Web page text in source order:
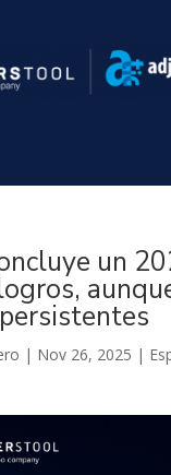
un
| Nov 26, 2025 |